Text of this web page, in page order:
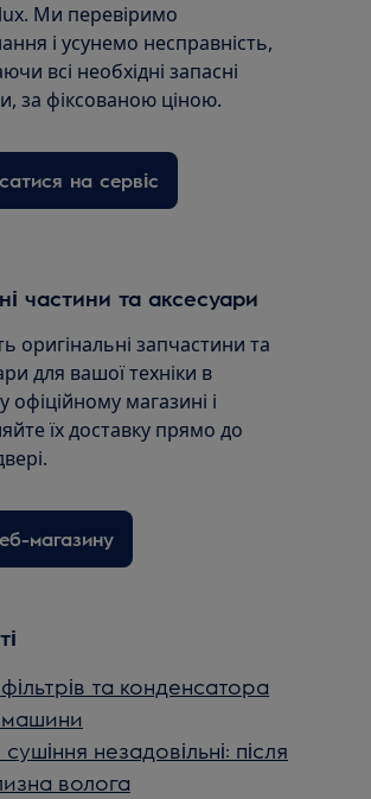
Ми перевіримо
і усунемо несправність,
всі необхідні запасні
за фіксованою ціною.
на сервіс
частини та аксесуари
оригінальні запчастини та
для вашої техніки в
магазині і
їх доставку прямо до
магазину
та конденсатора
машини
незадовільні: після
волога